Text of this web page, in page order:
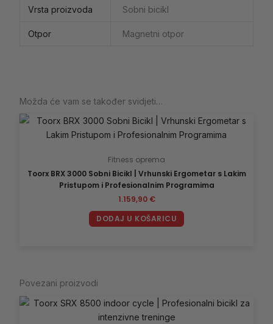
Vrsta proizvoda Sobni bicikl
Otpor Magnetni otpor
Možda će vam se također svidjeti…
Fitness oprema
Toorx BRX 3000 Sobni Bicikl | Vrhunski Ergometar s Lakim
Pristupom i Profesionalnim Programima
1.159,90 €
DODAJ U KOŠARICU
Povezani proizvodi